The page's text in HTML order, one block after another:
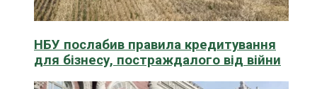
НБУ послабив правила кредитування
для бізнесу, постраждалого від війни